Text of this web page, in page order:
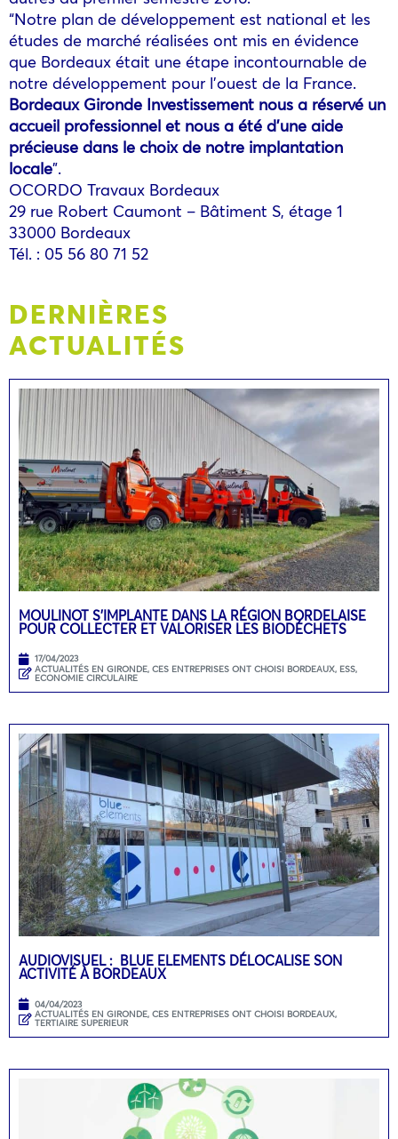
“Notre plan de développement est national et les
études de marché réalisées ont mis en évidence
que Bordeaux était une étape incontournable de
notre développement pour l’ouest de la France.
Bordeaux Gironde Investissement nous a réservé un
accueil professionnel et nous a été d’une aide
précieuse dans le choix de notre implantation
locale”.
OCORDO Travaux Bordeaux
29 rue Robert Caumont – Bâtiment S, étage 1
33000 Bordeaux
Tél. : 05 56 80 71 52
DERNIÈRES
ACTUALITÉS
MOULINOT S’IMPLANTE DANS LA RÉGION BORDELAISE
POUR COLLECTER ET VALORISER LES BIODÉCHETS
17/04/2023
ACTUALITÉS EN GIRONDE, CES ENTREPRISES ONT CHOISI BORDEAUX, ESS,
ECONOMIE CIRCULAIRE
AUDIOVISUEL : BLUE ELEMENTS DÉLOCALISE SON
ACTIVITÉ À BORDEAUX
04/04/2023
ACTUALITÉS EN GIRONDE, CES ENTREPRISES ONT CHOISI BORDEAUX,
TERTIAIRE SUPERIEUR